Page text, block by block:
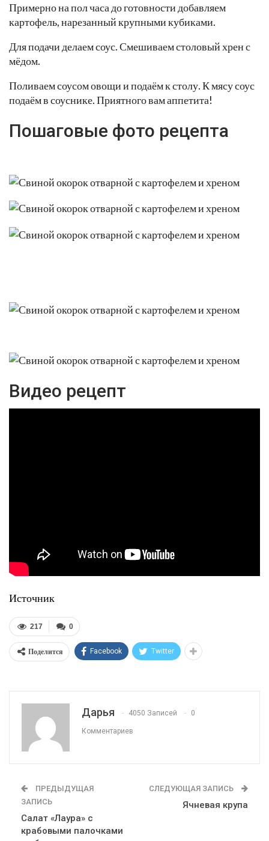
Примерно на пол часа до готовности добавляем
картофель, нарезанный крупными кубиками.
Для подачи делаем соус. Смешиваем столовый хрен с
мёдом.
Поливаем соусом овощи и подаём к столу. К мясу соус
подаём в соуснике. Приятного вам аппетита!
Пошаговые фото рецепта
Видео рецепт
Источник
0
217
Поделится Facebook Twitter
Дарья 4050 Записей 0
Комментариев
ПРЕДЫДУЩАЯ
ЗАПИСЬ
Салат «Лаура» с
крабовыми палочками
СЛЕДУЮЩАЯ ЗАПИСЬ
Ячневая крупа